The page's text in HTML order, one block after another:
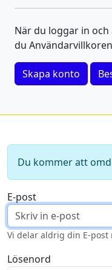
När du loggar in
du Användarvillkoren
Skapa konto
Du kommer att
E-post
Vi delar aldrig din E-post
Lösenord